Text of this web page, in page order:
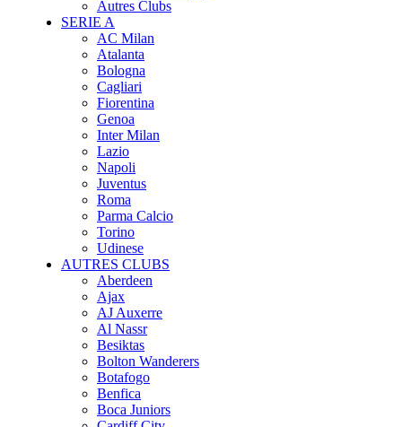
Autres Clubs
SERIE A
AC Milan
Atalanta
Bologna
Cagliari
Fiorentina
Genoa
Inter Milan
Lazio
Napoli
Juventus
Roma
Parma Calcio
Torino
Udinese
AUTRES CLUBS
Aberdeen
Ajax
AJ Auxerre
Al Nassr
Besiktas
Bolton Wanderers
Botafogo
Benfica
Boca Juniors